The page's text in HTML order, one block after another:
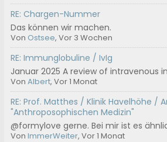
RE: Chargen-Nummer
Das können wir machen.
Von Ostsee, Vor 3 Wochen
RE: Immunglobuline / IvIg
Januar 2025 A review of
VonAlbert, Vor 1 Monat
RE: Prof. Matthes / Klinik Havelhöhe /
"Anthroposophischen Medizin"
@formylove gerne. Bei mir ist es
VonImmerWeiter, Vor 1 Monat